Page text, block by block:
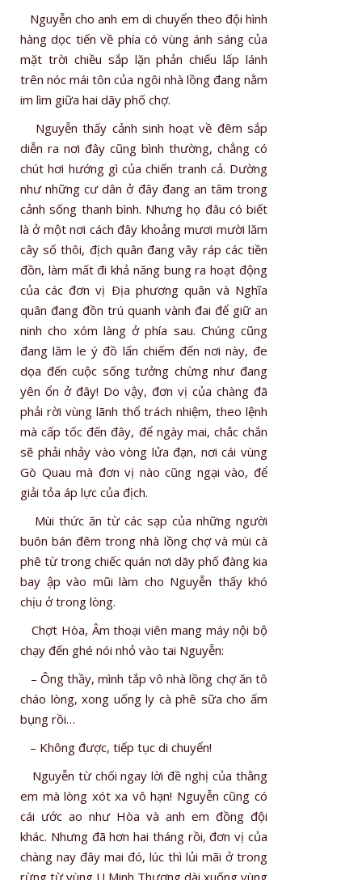
Nguyễn cho anh em di chuyển theo đội hình
hàng dọc tiến về phía có vùng ánh sáng của
mặt trời chiều sắp lặn phản chiếu lấp lánh
trên nóc mái tôn của ngôi nhà lồng đang nằm
im lìm giữa hai dãy phố chợ.
Nguyễn thấy cảnh sinh hoạt về đêm sắp
diễn ra nơi đây cũng bình thường, chẳng có
chút hơi hướng gì của chiến tranh cả. Dường
như những cư dân ở đây đang an tâm trong
cảnh sống thanh bình. Nhưng họ đâu có biết
là ở một nơi cách đây khoảng mươi mười lăm
cây số thôi, địch quân đang vây ráp các tiền
đồn, làm mất đi khả năng bung ra hoạt động
của các đơn vị Ðịa phương quân và Nghĩa
quân đang đồn trú quanh vành đai để giữ an
ninh cho xóm làng ở phía sau. Chúng cũng
đang lăm le ý đồ lấn chiếm đến nơi này, đe
dọa đến cuộc sống tưởng chừng như đang
yên ổn ở đây! Do vậy, đơn vị của chàng đã
phải rời vùng lãnh thổ trách nhiệm, theo lệnh
mà cấp tốc đến đây, để ngày mai, chắc chắn
sẽ phải nhảy vào vòng lửa đạn, nơi cái vùng
Gò Quau mà đơn vị nào cũng ngại vào, để
giải tỏa áp lực của địch.
Mùi thức ăn từ các sạp của những người
buôn bán đêm trong nhà lồng chợ và mùi cà
phê từ trong chiếc quán nơi dãy phố đàng kia
bay ập vào mũi làm cho Nguyễn thấy khó
chịu ở trong lòng.
Chợt Hòa, Âm thoại viên mang máy nội bộ
chạy đến ghé nói nhỏ vào tai Nguyễn:
– Ông thầy, mình tắp vô nhà lồng chợ ăn tô
cháo lòng, xong uống ly cà phê sữa cho ấm
bụng rồi…
– Không được, tiếp tục di chuyển!
Nguyễn từ chối ngay lời đề nghị của thằng
em mà lòng xót xa vô hạn! Nguyễn cũng có
cái ước ao như Hòa và anh em đồng đội
khác. Nhưng đã hơn hai tháng rồi, đơn vị của
chàng nay đây mai đó, lúc thì lủi mãi ở trong